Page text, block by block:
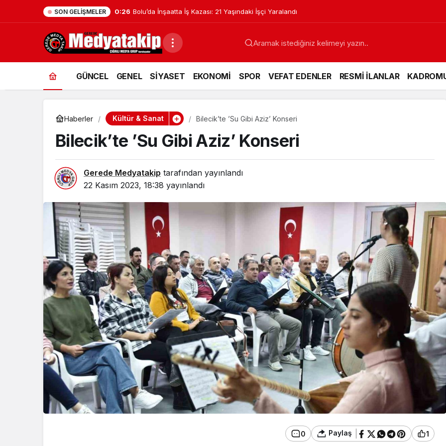
SON GELIŞMELER 0:26 Bolu’da İnşaatta İş Kazası: 21 Yaşındaki İşçi Yaralandı
GÜNCEL GENEL SİYASET EKONOMİ SPOR VEFAT EDENLER RESMİ İLANLAR
Haberler Kültür & Sanat Bilecik’te ’Su Gibi Aziz’ Konseri
Bilecik’te ’Su Gibi Aziz’ Konseri
Gerede Medyatakip tarafından yayınlandı
22 Kasım 2023, 18:38 yayınlandı
0 Paylaş 1
Gerede’de Esentepe
Girişindeki Ayı
Görüntüleri Gündem
Güncel
Bolu’da İnşaatta İş
Kazası: 21 Yaşındaki İşçi
Yaralandı
Güncel
Gerede’de Emniyet
Düğmeye Bastı